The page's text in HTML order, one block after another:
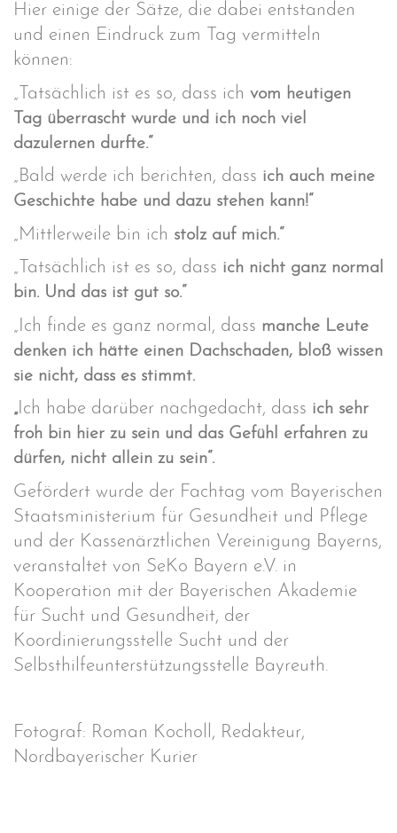
Hier einige der Sätze, die dabei entstanden
und einen Eindruck zum Tag vermitteln
können:
„Tatsächlich ist es so, dass ich vom heutigen
Tag überrascht wurde und ich noch viel
dazulernen durfte.“
„Bald werde ich berichten, dass ich auch meine
Geschichte habe und dazu stehen kann!“
„Mittlerweile bin ich stolz auf mich.“
„Tatsächlich ist es so, dass ich nicht ganz normal
bin. Und das ist gut so.“
„Ich finde es ganz normal, dass manche Leute
denken ich hätte einen Dachschaden, bloß wissen
sie nicht, dass es stimmt.
„Ich habe darüber nachgedacht, dass ich sehr
froh bin hier zu sein und das Gefühl erfahren zu
dürfen, nicht allein zu sein“.
Gefördert wurde der Fachtag vom Bayerischen
Staatsministerium für Gesundheit und Pflege
und der Kassenärztlichen Vereinigung Bayerns,
veranstaltet von SeKo Bayern e.V. in
Kooperation mit der Bayerischen Akademie
für Sucht und Gesundheit, der
Koordinierungsstelle Sucht und der
Selbsthilfeunterstützungsstelle Bayreuth.
Fotograf: Roman Kocholl, Redakteur,
Nordbayerischer Kurier